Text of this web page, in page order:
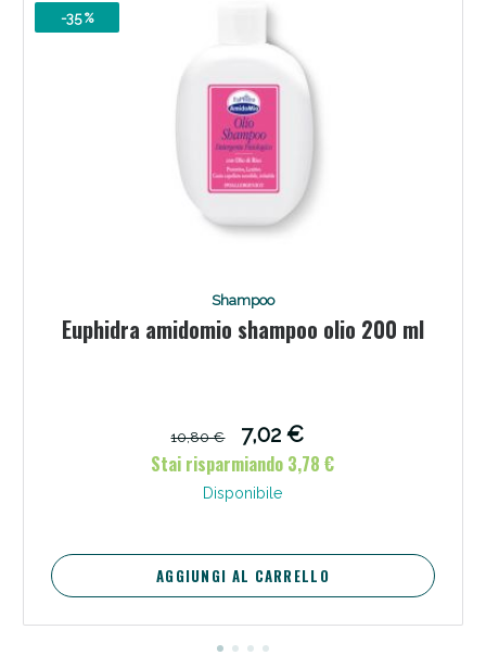
-35 %
Shampoo
Euphidra amidomio shampoo olio 200 ml
10,80 €
7,02 €
Stai risparmiando 3,78 €
Disponibile
AGGIUNGI AL CARRELLO
oggi!
Scopri le offerte di Oggi